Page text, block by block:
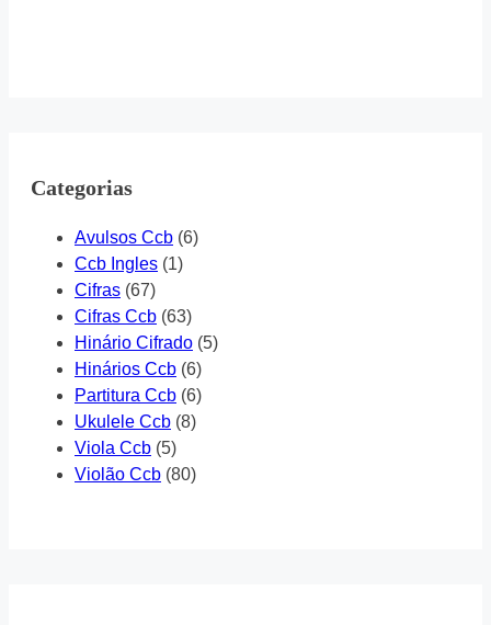
Categorias
Avulsos Ccb (6)
Ccb Ingles (1)
Cifras (67)
Cifras Ccb (63)
Hinário Cifrado (5)
Hinários Ccb (6)
Partitura Ccb (6)
Ukulele Ccb (8)
Viola Ccb (5)
Violão Ccb (80)